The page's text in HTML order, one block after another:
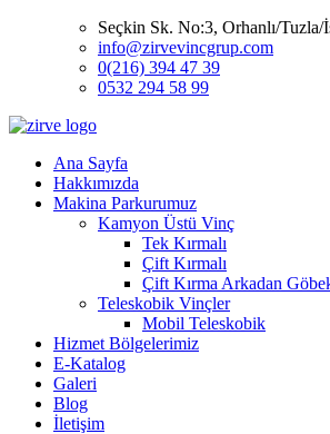
Seçkin Sk. No:3, Orhanlı/Tuzla/
info@zirvevincgrup.com
0(216) 394 47 39
0532 294 58 99
Ana Sayfa
Hakkımızda
Makina Parkurumuz
Kamyon Üstü Vinç
Tek Kırmalı
Çift Kırmalı
Çift Kırma Arkadan
Teleskobik Vinçler
Mobil Teleskobik
Hizmet Bölgelerimiz
E-Katalog
Galeri
Blog
İletişim